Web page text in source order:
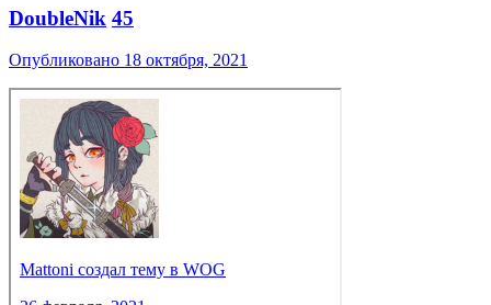
DoubleNik 45
Опубликовано 18 октября, 2021